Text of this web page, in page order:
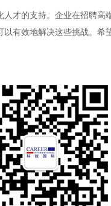
才的支持。企业在招聘高
有效地解决这些挑战。